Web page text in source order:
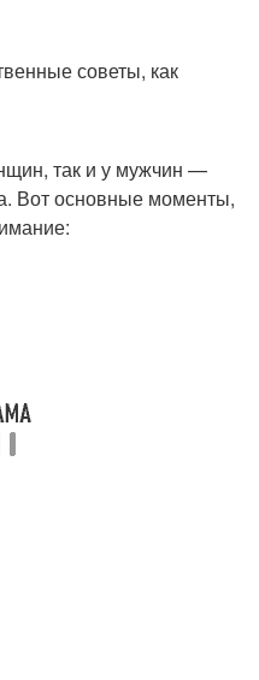
советы, как
так и у мужчин —
Вот основные моменты,